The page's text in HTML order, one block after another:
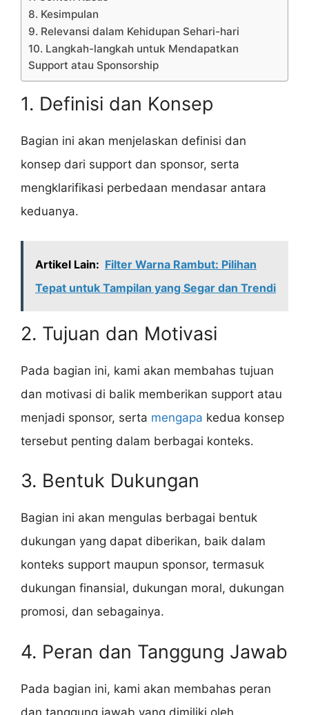
8. Kesimpulan
9. Relevansi dalam Kehidupan Sehari-hari
10. Langkah-langkah untuk Mendapatkan
Support atau Sponsorship
1. Definisi dan Konsep
Bagian ini akan menjelaskan definisi dan
konsep dari support dan sponsor, serta
mengklarifikasi perbedaan mendasar antara
keduanya.
Artikel Lain: Filter Warna Rambut: Pilihan
Tepat untuk Tampilan yang Segar dan Trendi
2. Tujuan dan Motivasi
Pada bagian ini, kami akan membahas tujuan
dan motivasi di balik memberikan support atau
menjadi sponsor, serta mengapa kedua konsep
tersebut penting dalam berbagai konteks.
3. Bentuk Dukungan
Bagian ini akan mengulas berbagai bentuk
dukungan yang dapat diberikan, baik dalam
konteks support maupun sponsor, termasuk
dukungan finansial, dukungan moral, dukungan
promosi, dan sebagainya.
4. Peran dan Tanggung Jawab
Pada bagian ini, kami akan membahas peran
dan tanggung jawab yang dimiliki oleh